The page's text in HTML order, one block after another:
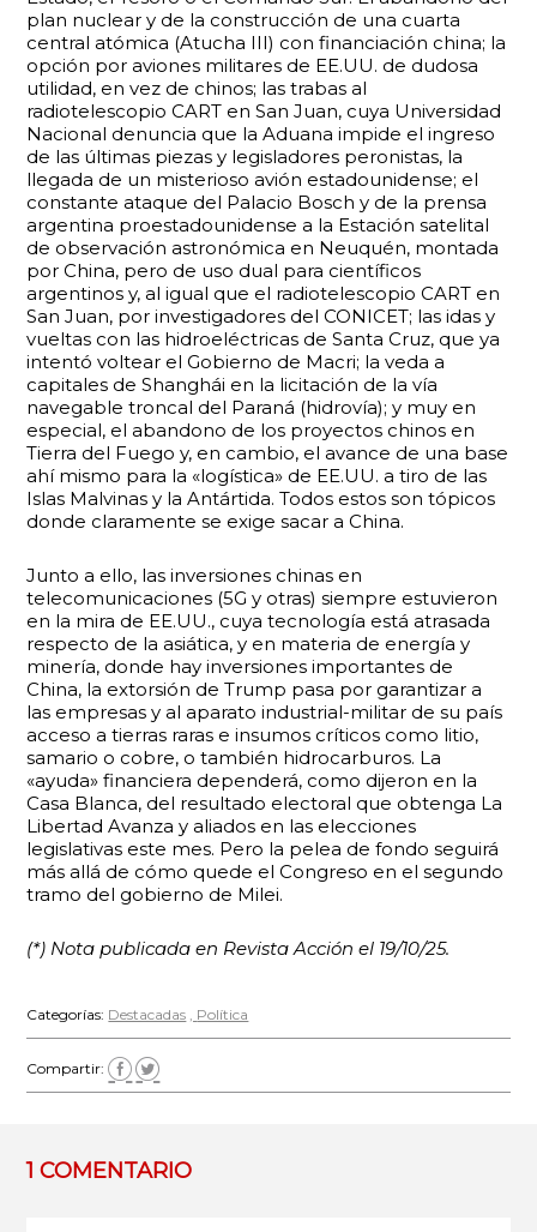
plan nuclear y de la construcción de una cuarta
central atómica (Atucha III) con financiación china; la
opción por aviones militares de EE.UU. de dudosa
utilidad, en vez de chinos; las trabas al
radiotelescopio CART en San Juan, cuya Universidad
Nacional denuncia que la Aduana impide el ingreso
de las últimas piezas y legisladores peronistas, la
llegada de un misterioso avión estadounidense; el
constante ataque del Palacio Bosch y de la prensa
argentina proestadounidense a la Estación satelital
de observación astronómica en Neuquén, montada
por China, pero de uso dual para científicos
argentinos y, al igual que el radiotelescopio CART en
San Juan, por investigadores del CONICET; las idas y
vueltas con las hidroeléctricas de Santa Cruz, que ya
intentó voltear el Gobierno de Macri; la veda a
capitales de Shanghái en la licitación de la vía
navegable troncal del Paraná (hidrovía); y muy en
especial, el abandono de los proyectos chinos en
Tierra del Fuego y, en cambio, el avance de una base
ahí mismo para la «logística» de EE.UU. a tiro de las
Islas Malvinas y la Antártida. Todos estos son tópicos
donde claramente se exige sacar a China.
Junto a ello, las inversiones chinas en
telecomunicaciones (5G y otras) siempre estuvieron
en la mira de EE.UU., cuya tecnología está atrasada
respecto de la asiática, y en materia de energía y
minería, donde hay inversiones importantes de
China, la extorsión de Trump pasa por garantizar a
las empresas y al aparato industrial-militar de su país
acceso a tierras raras e insumos críticos como litio,
samario o cobre, o también hidrocarburos. La
«ayuda» financiera dependerá, como dijeron en la
Casa Blanca, del resultado electoral que obtenga La
Libertad Avanza y aliados en las elecciones
legislativas este mes. Pero la pelea de fondo seguirá
más allá de cómo quede el Congreso en el segundo
tramo del gobierno de Milei.
(*) Nota publicada en Revista Acción el 19/10/25.
Categorías: Destacadas Política
Compartir:
1 COMENTARIO